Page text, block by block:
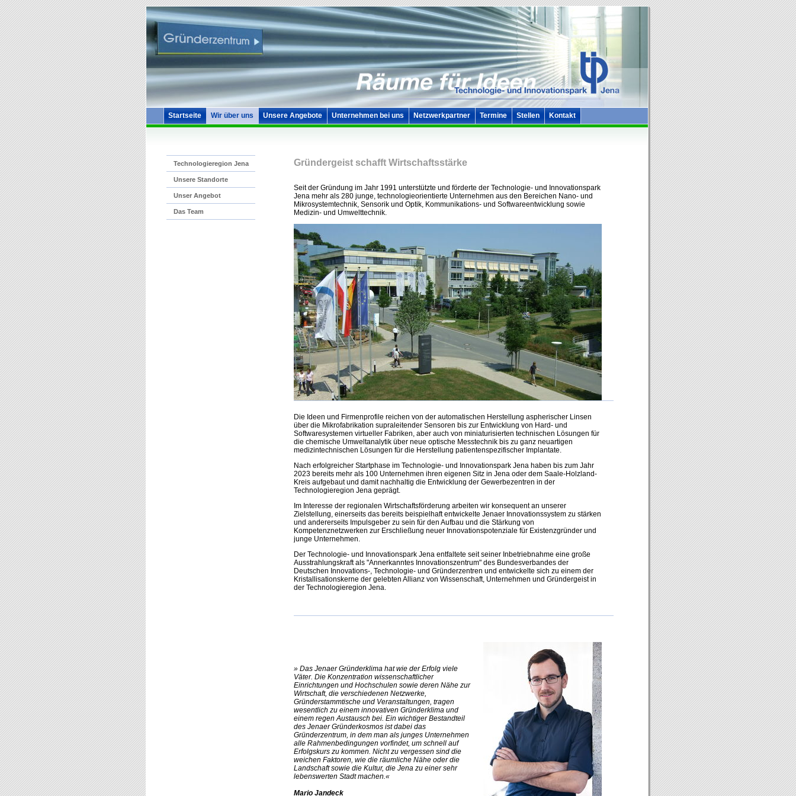
Startseite Wir über uns Unsere Angebote Unternehmen bei uns Netzwerkpartner Termine Stellen Kontakt
Technologieregion Jena
Unsere Standorte
Unser Angebot
Das Team
Gründergeist schafft Wirtschaftsstärke
Seit der Gründung im Jahr 1991 unterstützte und förderte der Technologie- und Innovationspark
Jena mehr als 280 junge, technologieorientierte Unternehmen aus den Bereichen Nano- und
Mikrosystemtechnik, Sensorik und Optik, Kommunikations- und Softwareentwicklung sowie
Medizin- und Umwelttechnik.
Die Ideen und Firmenprofile reichen von der automatischen Herstellung aspherischer Linsen
über die Mikrofabrikation supraleitender Sensoren bis zur Entwicklung von Hard- und
Softwaresystemen virtueller Fabriken, aber auch von miniaturisierten technischen Lösungen für
die chemische Umweltanalytik über neue optische Messtechnik bis zu ganz neuartigen
medizintechnischen Lösungen für die Herstellung patientenspezifischer Implantate.
Nach erfolgreicher Startphase im Technologie- und Innovationspark Jena haben bis zum Jahr
2023 bereits mehr als 100 Unternehmen ihren eigenen Sitz in Jena oder dem Saale-Holzland-
Kreis aufgebaut und damit nachhaltig die Entwicklung der Gewerbezentren in der
Technologieregion Jena geprägt.
Im Interesse der regionalen Wirtschaftsförderung arbeiten wir konsequent an unserer
Zielstellung, einerseits das bereits beispielhaft entwickelte Jenaer Innovationssystem zu stärken
und andererseits Impulsgeber zu sein für den Aufbau und die Stärkung von
Kompetenznetzwerken zur Erschließung neuer Innovationspotenziale für Existenzgründer und
junge Unternehmen.
Der Technologie- und Innovationspark Jena entfaltete seit seiner Inbetriebnahme eine große
Ausstrahlungskraft als "Annerkanntes Innovationszentrum" des Bundesverbandes der
Deutschen Innovations-, Technologie- und Gründerzentren und entwickelte sich zu einem der
Kristallisationskerne der gelebten Allianz von Wissenschaft, Unternehmen und Gründergeist in
der Technologieregion Jena.
» Das Jenaer Gründerklima hat wie der Erfolg viele
Väter. Die Konzentration wissenschaftlicher
Einrichtungen und Hochschulen sowie deren Nähe zur
Wirtschaft, die verschiedenen Netzwerke,
Gründerstammtische und Veranstaltungen, tragen
wesentlich zu einem innovativen Gründerklima und
einem regen Austausch bei. Ein wichtiger Bestandteil
des Jenaer Gründerkosmos ist dabei das
Gründerzentrum, in dem man als junges Unternehmen
alle Rahmenbedingungen vorfindet, um schnell auf
Erfolgskurs zu kommen. Nicht zu vergessen sind die
weichen Faktoren, wie die räumliche Nähe oder die
Landschaft sowie die Kultur, die Jena zu einer sehr
lebenswerten Stadt machen.«
Mario Jandeck